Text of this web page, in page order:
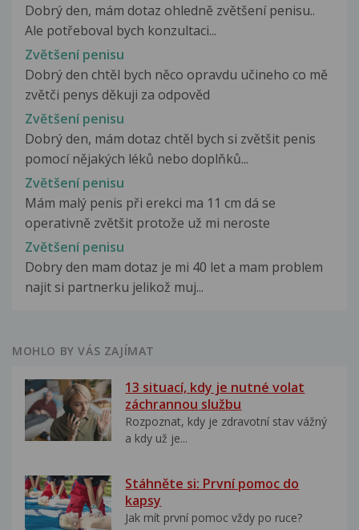
Dobrý den, mám dotaz ohledně zvětšení penisu..
Ale potřeboval bych konzultaci...
Zvětšení penisu
Dobrý den chtěl bych něco opravdu učineho co mě
zvětči penys děkuji za odpověd
Zvětšení penisu
Dobrý den, mám dotaz chtěl bych si zvětšit penis
pomocí nějakých léků nebo doplňků...
Zvětšení penisu
Mám malý penis při erekci ma 11 cm dá se
operativně zvětšit protože už mi neroste
Zvětšení penisu
Dobry den mam dotaz je mi 40 let a mam problem
najit si partnerku jelikož muj...
MOHLO BY VÁS ZAJÍMAT
13 situací, kdy je nutné volat
záchrannou službu
Rozpoznat, kdy je zdravotní stav vážný
a kdy už je...
Stáhněte si: První pomoc do
kapsy
Jak mít první pomoc vždy po ruce?